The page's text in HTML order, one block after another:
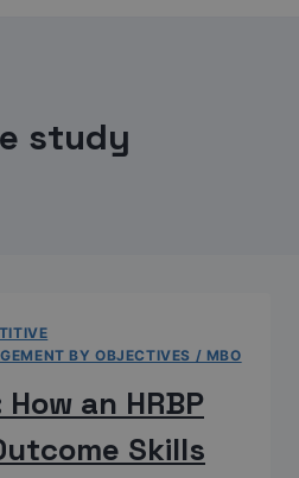
study
BY OBJECTIVES / MBO
an HRBP
Skills